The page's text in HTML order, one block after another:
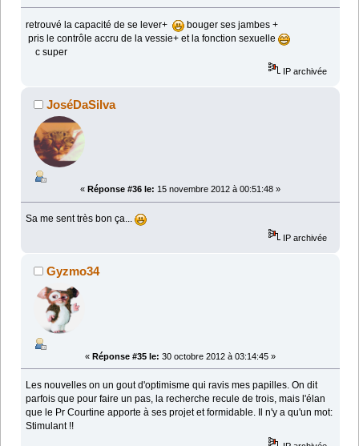
retrouvé la capacité de se lever+
bouger ses jambes +
pris le contrôle accru de la vessie+ et la fonction sexuelle
c super
IP archivée
JoséDaSilva
« Réponse #36 le: 15 novembre 2012 à 00:51:48 »
Sa me sent très bon ça...
IP archivée
Gyzmo34
« Réponse #35 le: 30 octobre 2012 à 03:14:45 »
Les nouvelles on un gout d'optimisme qui ravis mes papilles. On dit
parfois que pour faire un pas, la recherche recule de trois, mais l'élan
que le Pr Courtine apporte à ses projet et formidable. Il n'y a qu'un mot:
Stimulant !!